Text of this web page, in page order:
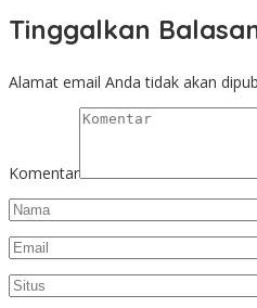
Tinggalkan
Alamat email Anda tidak akan
Komentar